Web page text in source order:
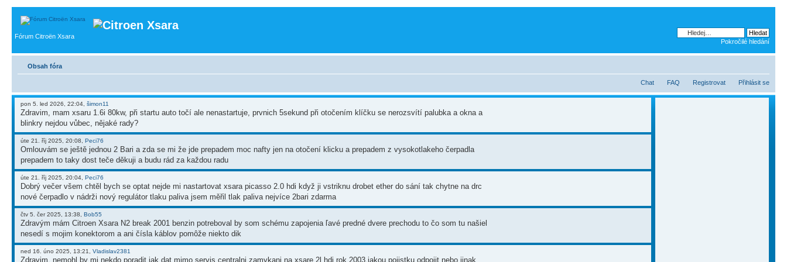
Fórum Citroën Xsara
Pokročilé hledání
Obsah fóra
Chat FAQ Registrovat Přihlásit se
pon 5. led 2026, 22:04, šimon11
Zdravim, mam xsaru 1.6i 80kw, při startu auto točí ale nenastartuje, prvnich 5sekund při otočením klíčku se nerozsvítí palubka a okna a
blinkry nejdou vůbec, nějaké rady?
úte 21. říj 2025, 20:08, Peci76
Omlouvám se ještě jednou 2 Bari a zda se mi že jde prepadem moc nafty jen na otočení klicku a prepadem z vysokotlakeho čerpadla
prepadem to taky dost teče děkuji a budu rád za každou radu
úte 21. říj 2025, 20:04, Peci76
Dobrý večer všem chtěl bych se optat nejde mi nastartovat xsara picasso 2.0 hdi když ji vstriknu drobet ether do sání tak chytne na drc
nové čerpadlo v nádrži nový regulátor tlaku paliva jsem měřil tlak paliva nejvíce 2bari zdarma
čtv 5. čer 2025, 13:38, Bob55
Zdravým mám Citroen Xsara N2 break 2001 benzin potreboval by som schému zapojenia ľavé predné dvere prechodu to čo som tu našiel
nesedí s mojim konektorom a ani čísla káblov pomôže niekto dik
ned 16. úno 2025, 13:21, Vladislav2381
Zdravim, nemohl by mi nekdo poradit jak dat mimo servis centralni zamykani na xsare 2l hdi rok 2003,jakou pojistku odpojit nebo jinak